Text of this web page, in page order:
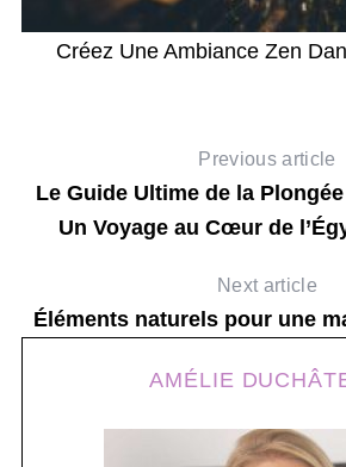
Créez Une Ambiance Zen
Previous article
Le Guide Ultime de la
Un Voyage au Cœur de
Next article
Éléments naturels pour une
AMÉLIE